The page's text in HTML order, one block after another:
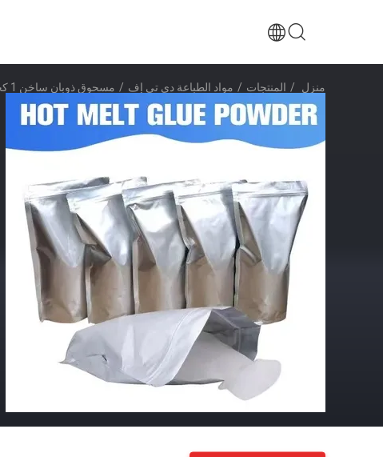
منزل / المنتجات / مواد الطباعة دي تي إف / مسحوق ذوبان ساخن 1 كجم لتحويل الأداء